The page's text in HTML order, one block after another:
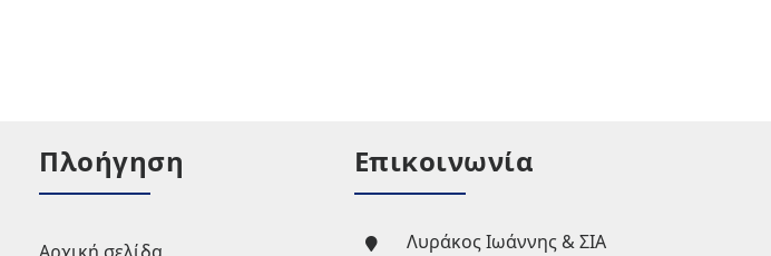
Πλοήγηση Επικοινωνία
Λυράκος Ιωάννης & ΣΙΑ